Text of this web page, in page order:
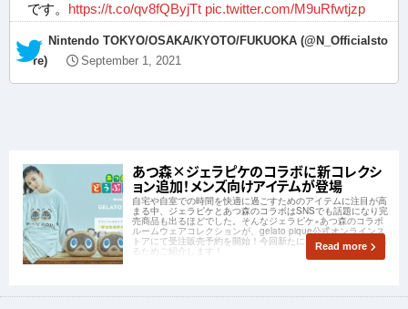
です。 https://t.co/qv8fQByjTt pic.twitter.com/M9uRfwtjzp
— Nintendo TOKYO/OSAKA/KYOTO/FUKUOKA (@N_Officialsto
re)
September 1, 2021
あつ森×ジェラピケのコラボに新コレクシ
ョン追加！メンズ向けアイテムが登場
自宅や自室での時間を快適に過ごすためのアイテムに注目が高
まる中、ジェラピケとあつ森のコラボはSNSでも話題になり完
売商品も出るほどでした。そんなジェラピケ×あつ森のコラボ
ルームウェアコレクションが、gelato pique公式オンラインス
トアにて受注販売予約を開始！今回新たに追加された商品もあ
るためご紹介します！ Read more